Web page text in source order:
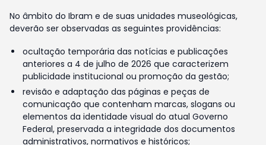
No âmbito do Ibram e de suas unidades museológicas,
deverão ser observadas as seguintes providências:
ocultação temporária das notícias e publicações
anteriores a 4 de julho de 2026 que caracterizem
publicidade institucional ou promoção da gestão;
revisão e adaptação das páginas e peças de
comunicação que contenham marcas, slogans ou
elementos da identidade visual do atual Governo
Federal, preservada a integridade dos documentos
administrativos, normativos e históricos;